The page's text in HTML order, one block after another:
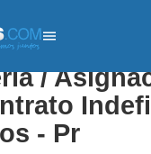
De
/
- Pr